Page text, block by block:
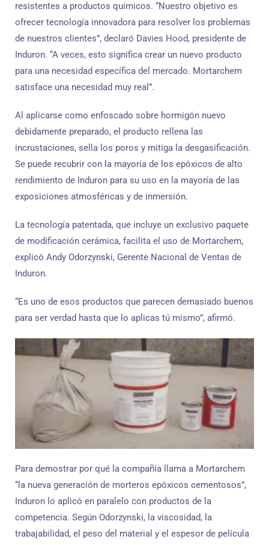
resistentes a productos químicos. “Nuestro objetivo es
ofrecer tecnología innovadora para resolver los problemas
de nuestros clientes”, declaró Davies Hood, presidente de
Induron. “A veces, esto significa crear un nuevo producto
para una necesidad específica del mercado. Mortarchem
satisface una necesidad muy real”.
Al aplicarse como enfoscado sobre hormigón nuevo
debidamente preparado, el producto rellena las
incrustaciones, sella los poros y mitiga la desgasificación.
Se puede recubrir con la mayoría de los epóxicos de alto
rendimiento de Induron para su uso en la mayoría de las
exposiciones atmosféricas y de inmersión.
La tecnología patentada, que incluye un exclusivo paquete
de modificación cerámica, facilita el uso de Mortarchem,
explicó Andy Odorzynski, Gerente Nacional de Ventas de
Induron.
“Es uno de esos productos que parecen demasiado buenos
para ser verdad hasta que lo aplicas tú mismo”, afirmó.
Para demostrar por qué la compañía llama a Mortarchem
“la nueva generación de morteros epóxicos cementosos”,
Induron lo aplicó en paralelo con productos de la
competencia. Según Odorzynski, la viscosidad, la
trabajabilidad, el peso del material y el espesor de película